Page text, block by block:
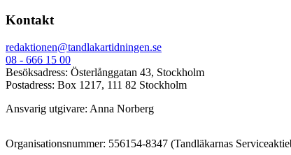
Kontakt
redaktionen@tandlakartidningen.se
08 - 666 15 00
Besöksadress: Österlånggatan 43, Stockholm
Postadress: Box 1217, 111 82 Stockholm
Ansvarig utgivare: Anna Norberg
Organisationsnummer: 556154-8347 (Tandläkarnas